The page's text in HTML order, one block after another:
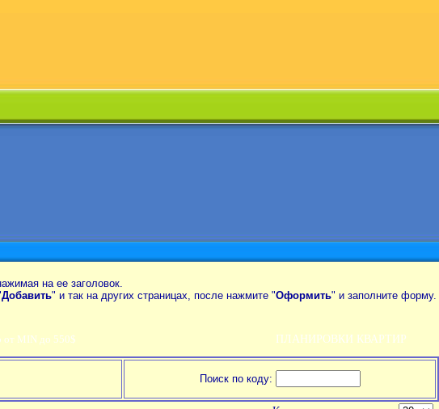
на ее заголовок.
Добавить" и так на других страницах, после нажмите "Оформить" и заполните форму.
MIN до 550$ ПЛАНИРОВКИ КВАРТИР
Поиск по коду: